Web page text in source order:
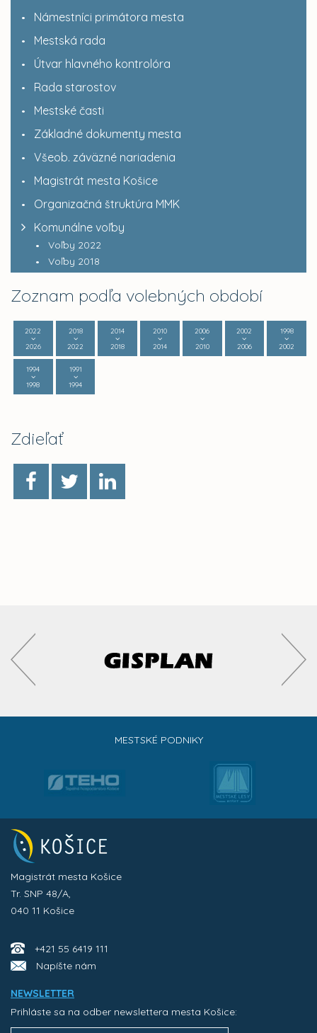
Námestníci primátora mesta
Mestská rada
Útvar hlavného kontrolóra
Rada starostov
Mestské časti
Základné dokumenty mesta
Všeob. záväzné nariadenia
Magistrát mesta Košice
Organizačná štruktúra MMK
Komunálne voľby
Voľby 2022
Voľby 2018
Zoznam podľa volebných období
2022
2026
2018
2022
2014
2018
2010
2014
2006
2010
2002
2006
1998
2002
1994
1998
1991
1994
Zdieľať
MESTSKÉ PODNIKY
Magistrát mesta Košice
Tr. SNP 48/A,
040 11 Košice
+421 55 6419 111
Napíšte nám
NEWSLETTER
Prihláste sa na odber newslettera mesta Košice: